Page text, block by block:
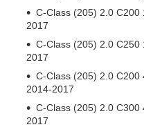
C-Class (205) 2.0
2017
C-Class (205) 2.0 C250
2017
C-Class (205) 2.0
2014-2017
C-Class (205) 2.0
2017